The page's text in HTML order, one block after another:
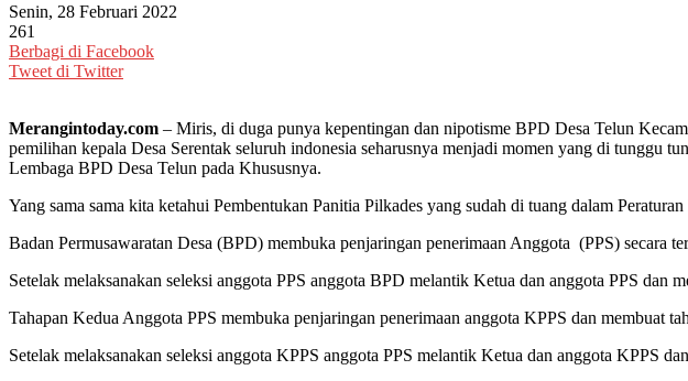
Senin, 28 Februari 2022
261
Berbagi di Facebook
Tweet di Twitter
Merangintoday.com – Miris, di duga punya kepentingan dan nipotisme BPD Desa Telun
pemilihan kepala Desa Serentak seluruh indonesia seharusnya menjadi momen yang di tunggu
Lembaga BPD Desa Telun pada Khususnya.
Yang sama sama kita ketahui Pembentukan Panitia Pilkades yang sudah di tuang dalam
Badan Permusawaratan Desa (BPD) membuka penjaringan penerimaan Anggota (PPS) secara
Setelak melaksanakan seleksi anggota PPS anggota BPD melantik Ketua dan anggota PPS dan
Tahapan Kedua Anggota PPS membuka penjaringan penerimaan anggota KPPS dan membuat
Setelak melaksanakan seleksi anggota KPPS anggota PPS melantik Ketua dan anggota KPPS